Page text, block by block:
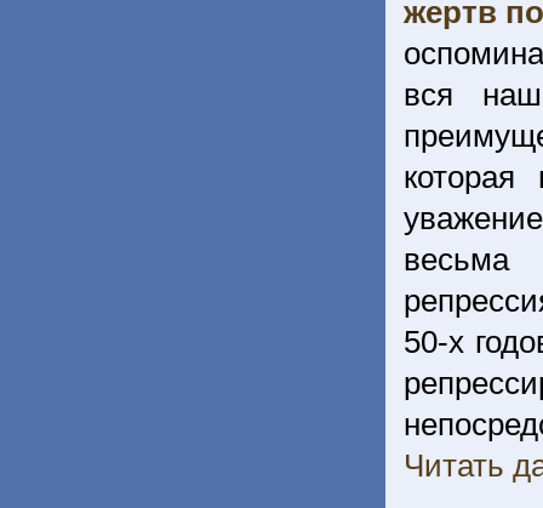
жертв
вся
весьма
50-х
Читать